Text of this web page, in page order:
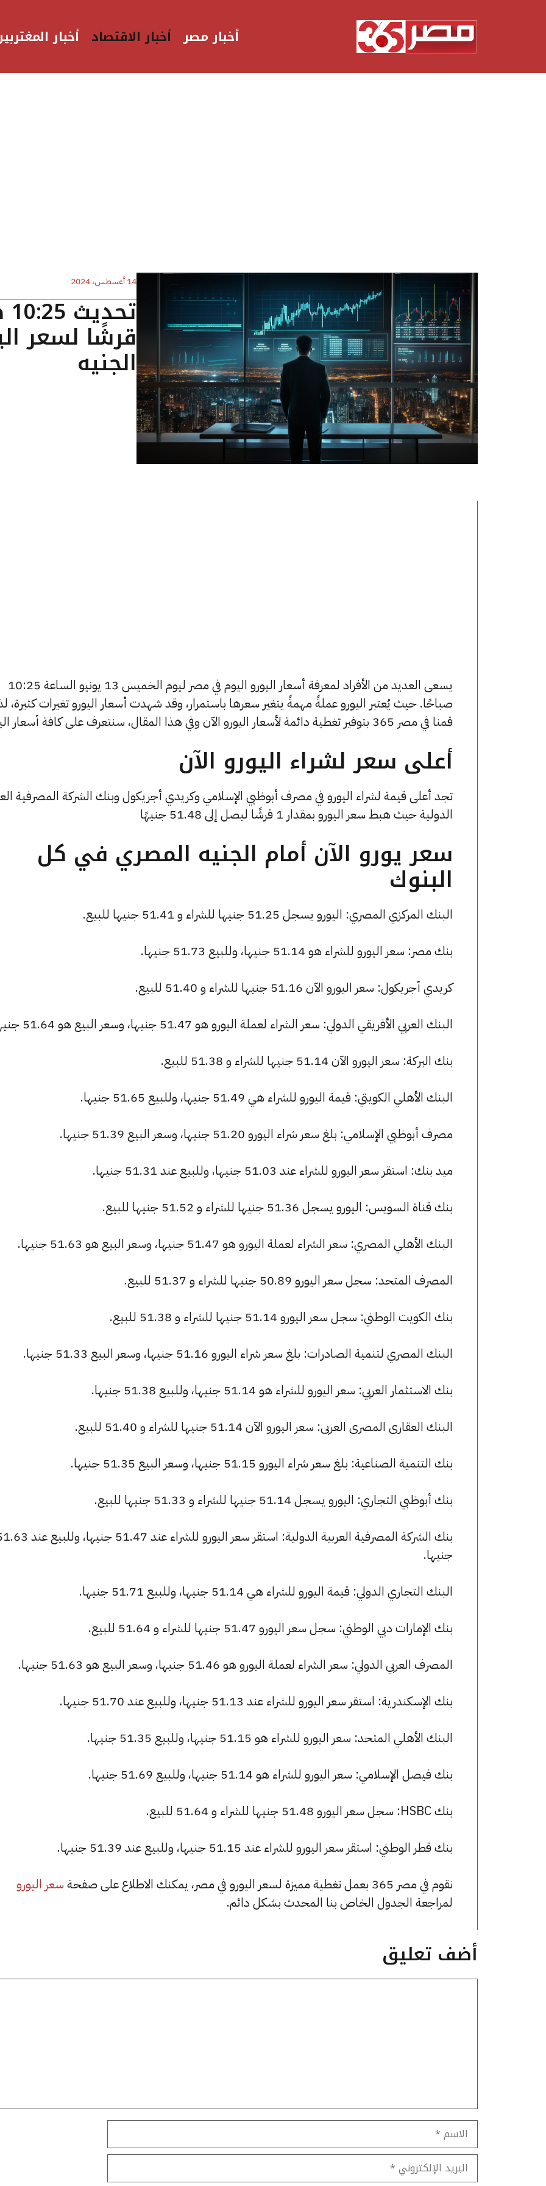
أخبار مصر أخبار الاقتصاد أخبار
14 أغسطس، 2024
قرشًا لسعر
الجنيه
يسعى العديد من الأفراد لمعرفة أسعار اليورو اليوم في مصر ليوم الخميس 13 يونيو الساعة 10:25
صباحًا. حيث يُعتبر اليورو عملةً مهمةً يتغير سعرها باستمرار، وقد شهدت أسعار اليورو تغيرات كثيرة،
قمنا في مصر 365 بتوفير تغطية دائمة لأسعار اليورو الآن وفي هذا المقال، سنتعرف على كافة أسعار اليورو.
أعلى سعر لشراء اليورو الآن
تجد أعلى قيمة لشراء اليورو في مصرف أبوظبي الإسلامي وكريدي أجريكول وبنك الشركة المصرفية
الدولية حيث هبط سعر اليورو بمقدار 1 قرشًا ليصل إلى 51.48 جنيهًا
سعر يورو الآن أمام الجنيه المصري في كل
البنوك
البنك المركزي المصري: اليورو يسجل 51.25 جنيها للشراء و 51.41 جنيها للبيع.
بنك مصر: سعر اليورو للشراء هو 51.14 جنيها، وللبيع 51.73 جنيها.
كريدي أجريكول: سعر اليورو الآن 51.16 جنيها للشراء و 51.40 للبيع.
البنك العربي الأفريقي الدولي: سعر الشراء لعملة اليورو هو 51.47 جنيها، وسعر البيع هو 51.64 جنيها.
بنك البركة: سعر اليورو الآن 51.14 جنيها للشراء و 51.38 للبيع.
البنك الأهلي الكويتي: قيمة اليورو للشراء هي 51.49 جنيها، وللبيع 51.65 جنيها.
مصرف أبوظبي الإسلامي: بلغ سعر شراء اليورو 51.20 جنيها، وسعر البيع 51.39 جنيها.
ميد بنك: استقر سعر اليورو للشراء عند 51.03 جنيها، وللبيع عند 51.31 جنيها.
بنك قناة السويس: اليورو يسجل 51.36 جنيها للشراء و 51.52 جنيها للبيع.
البنك الأهلي المصري: سعر الشراء لعملة اليورو هو 51.47 جنيها، وسعر البيع هو 51.63 جنيها.
المصرف المتحد: سجل سعر اليورو 50.89 جنيها للشراء و 51.37 للبيع.
بنك الكويت الوطني: سجل سعر اليورو 51.14 جنيها للشراء و 51.38 للبيع.
البنك المصري لتنمية الصادرات: بلغ سعر شراء اليورو 51.16 جنيها، وسعر البيع 51.33 جنيها.
بنك الاستثمار العربي: سعر اليورو للشراء هو 51.14 جنيها، وللبيع 51.38 جنيها.
البنك العقارى المصرى العربى: سعر اليورو الآن 51.14 جنيها للشراء و 51.40 للبيع.
بنك التنمية الصناعية: بلغ سعر شراء اليورو 51.15 جنيها، وسعر البيع 51.35 جنيها.
بنك أبوظبي التجاري: اليورو يسجل 51.14 جنيها للشراء و 51.33 جنيها للبيع.
بنك الشركة المصرفية العربية الدولية: استقر سعر اليورو للشراء عند 51.47
جنيها.
البنك التجاري الدولي: قيمة اليورو للشراء هي 51.14 جنيها، وللبيع 51.71 جنيها.
بنك الإمارات دبي الوطني: سجل سعر اليورو 51.47 جنيها للشراء و 51.64 للبيع.
المصرف العربي الدولي: سعر الشراء لعملة اليورو هو 51.46 جنيها، وسعر البيع هو 51.63 جنيها.
بنك الإسكندرية: استقر سعر اليورو للشراء عند 51.13 جنيها، وللبيع عند 51.70 جنيها.
البنك الأهلي المتحد: سعر اليورو للشراء هو 51.15 جنيها، وللبيع 51.35 جنيها.
بنك فيصل الإسلامي: سعر اليورو للشراء هو 51.14 جنيها، وللبيع 51.69 جنيها.
بنك HSBC: سجل سعر اليورو 51.48 جنيها للشراء و 51.64 للبيع.
بنك قطر الوطني: استقر سعر اليورو للشراء عند 51.15 جنيها، وللبيع عند 51.39 جنيها.
نقوم في مصر 365 بعمل تغطية مميزة لسعر اليورو في مصر، يمكنك الاطلاع على صفحة
سعر اليورو
لمراجعة الجدول الخاص بنا المحدث بشكل دائم.
أضف تعليق
الاسم
البريد
الإلكتروني